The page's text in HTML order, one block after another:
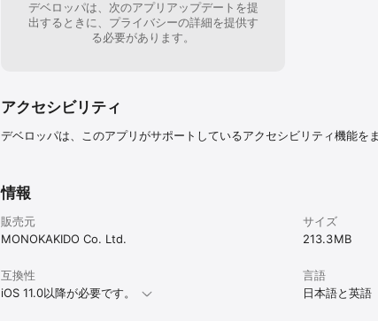
- 付録（重要語／コラム／主な不規則動詞変化表一覧）
- その他＞設定
・音量
・ブックマークを同期［要iCloud］
- iPadのドラッグ＆ドロップに対応（別アプリから単語をドロップすると
- Retinaディスプレイに対応
- App Extension（カスタムアクション）によるSafari内での検索、他ア
での検索
◎ オーレックス英和辞典 第2版
デベロッパは、次のアプリアップデートを提
出するときに、プライバシーの詳細を提供す
る必要があります。
アクセシビリティ
デベロッパは、このアプリがサポートしているアクセシビリティ機能を
情報
販売元
MONOKAKIDO Co. Ltd.
サイズ
213.3 MB
互換性
iOS 11.0以降が必要です。
言語
日本語と英語